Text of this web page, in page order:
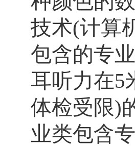
技术(计算
包含的专业
耳听力在5
体检受限)
业类包含